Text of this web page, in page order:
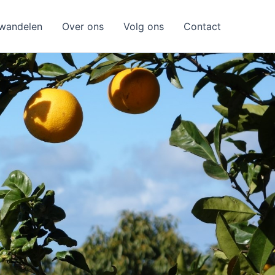
Over ons Volg ons Contact